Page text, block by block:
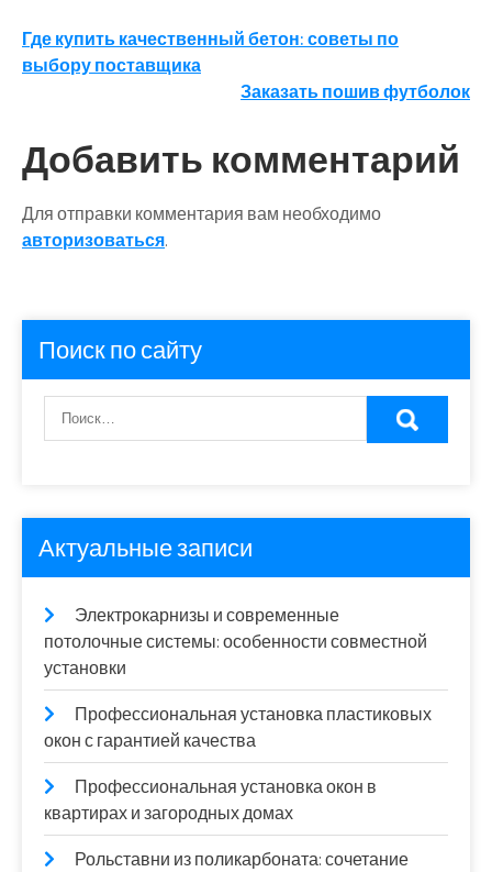
Навигация
по
Где купить качественный бетон: советы по
выбору поставщика
Заказать пошив футболок
Добавить комментарий
Для отправки комментария вам необходимо
авторизоваться.
Поиск по сайту
Актуальные записи
Электрокарнизы и современные
потолочные системы: особенности совместной
установки
Профессиональная установка пластиковых
окон с гарантией качества
Профессиональная установка окон в
квартирах и загородных домах
Рольставни из поликарбоната: сочетание